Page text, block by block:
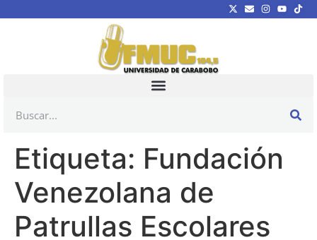
Etiqueta: Fundación
Venezolana de
Patrullas Escolares